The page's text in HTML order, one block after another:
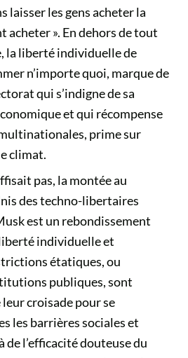
laisser les gens acheter la
acheter ». En dehors de tout
la liberté individuelle de
n’importe quoi, marque de
qui s’indigne de sa
et qui récompense
prime sur
climat.
pas, la montée au
des techno-libertaires
est un rebondissement
individuelle et
étatiques, ou
publiques, sont
leur croisade pour se
les barrières sociales et
de l’efficacité douteuse du